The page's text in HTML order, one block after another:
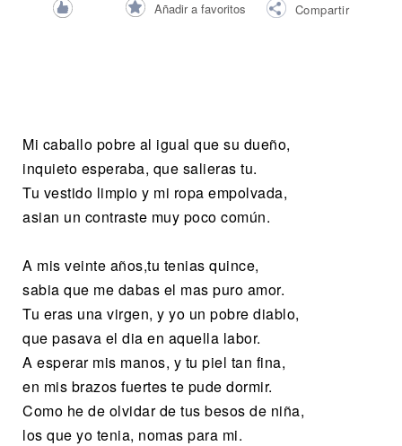
Añadir a favoritos Compartir
Mi caballo pobre al igual que su dueño,
inquieto esperaba, que salieras tu.
Tu vestido limpio y mi ropa empolvada,
asian un contraste muy poco común.
A mis veinte años,tu tenias quince,
sabia que me dabas el mas puro amor.
Tu eras una virgen, y yo un pobre diablo,
que pasava el dia en aquella labor.
A esperar mis manos, y tu piel tan fina,
en mis brazos fuertes te pude dormir.
Como he de olvidar de tus besos de niña,
los que yo tenia, nomas para mi.